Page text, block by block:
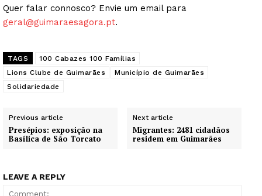
Quer falar connosco? Envie um email para
geral@guimaraesagora.pt.
TAGS
100 Cabazes 100 Famílias
Lions Clube de Guimarães
Município de Guimarães
Solidariedade
Previous article
Presépios: exposição na
Basílica de São Torcato
Next article
Migrantes: 2481 cidadãos
residem em Guimarães
LEAVE A REPLY